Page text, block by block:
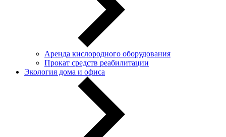
Аренда кислородного оборудования
Прокат средств реабилитации
Экология дома и офиса